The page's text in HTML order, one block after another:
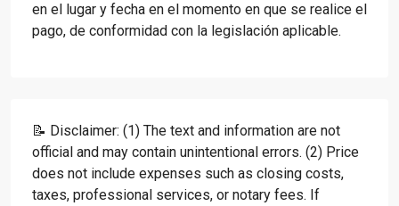
en el lugar y fecha en el momento en que se realice el
pago, de conformidad con la legislación aplicable.
📝 Disclaimer: (1) The text and information are not
official and may contain unintentional errors. (2) Price
does not include expenses such as closing costs,
taxes, professional services, or notary fees. If